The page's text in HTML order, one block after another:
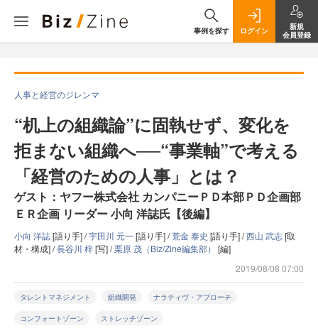
事例を探す ログイン
新規
会員登録
人事と経営のジレンマ
“机上の組織論”に固執せず、変化を
拒まない組織へ──“事業軸”で考える
「経営のための人事」とは？
ゲスト：ヤフー株式会社 カンパニーＰＤ本部ＰＤ企画部
ＥＲ企画 リーダー 小向 洋誌氏【後編】
小向 洋誌[語り手] /宇田川 元一[語り手] /荒金 泰史 [語り手] /西山 武志[取
材・構成] /長谷川 梓[写] /栗原 茂（Biz/Zine編集部） [編]
2019/08/08 07:00
タレントマネジメント 組織開発 ナラティヴ・アプローチ
コンフォートゾーン ストレッチゾーン